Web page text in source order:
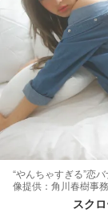
“やんちゃすぎる”恋
像提供：角川春樹事務
スク